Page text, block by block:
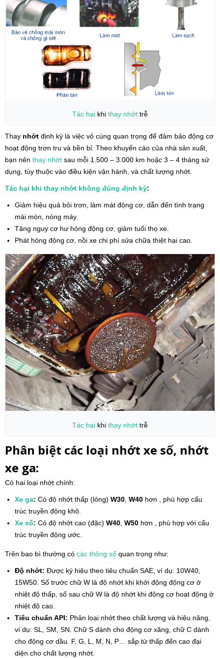
Tác hại khi thay nhớt trễ
Thay nhớt định kỳ là việc vô cùng quan trọng để đảm bảo động cơ
hoạt động trơn tru và bền bỉ. Theo khuyến cáo của nhà sản xuất,
bạn nên thay nhớt sau mỗi 1.500 – 3.000 km hoặc 3 – 4 tháng sử
dụng, tùy thuộc vào điều kiện vận hành, và chất lượng nhớt.
Tác hại khi thay nhớt không đúng định kỳ:
Giảm hiệu quả bôi trơn, làm mát động cơ, dẫn đến tình trạng
mài mòn, nóng máy.
Tăng nguy cơ hư hỏng động cơ, giảm tuổi thọ xe.
Phát hỏng động cơ, nồi xe chi phí sửa chữa thiệt hại cao.
Tác hại khi thay nhớt trễ
Phân biệt các loại nhớt xe số, nhớt
xe ga:
Có hai loại nhớt chính:
Xe ga: Có độ nhớt thấp (lỏng) W30, W40 hơn , phù hợp cấu
trúc truyền động khô.
Xe số: Có độ nhớt cao (đặc) W40, W50 hơn , phù hợp với cấu
trúc truyền động ước.
Trên bao bì thường có các thông số quan trọng như:
Độ nhớt: Được ký hiệu theo tiêu chuẩn SAE, ví dụ: 10W40,
15W50. Số trước chữ W là độ nhớt khi khởi động động cơ ở
nhiệt độ thấp, số sau chữ W là độ nhớt khi động cơ hoạt động ở
nhiệt độ cao.
Tiêu chuẩn API: Phân loại nhớt theo chất lượng và hiệu năng,
ví dụ: SL, SM, SN. Chữ S dành cho động cơ xăng, chữ C dành
cho động cơ dầu. F, G, L, M, N, P… sắp từ thấp đến cao đại
diện cho chất lượng nhớt.